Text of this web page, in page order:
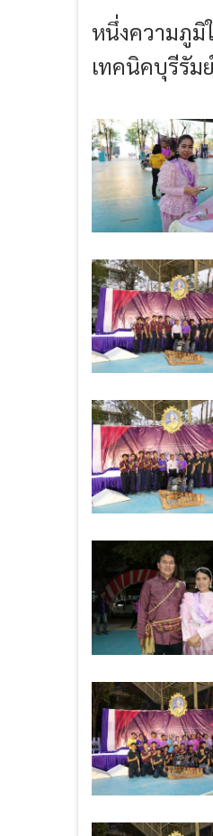
หนึ่งความภูมิ
เทคนิคบุรีรัม